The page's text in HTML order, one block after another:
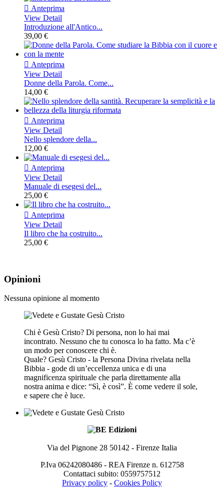
 Anteprima
View Detail
Introduzione all'Antico...
39,00 €
 Anteprima
View Detail
Donne della Parola. Come...
14,00 €
 Anteprima
View Detail
Nello splendore della...
12,00 €
 Anteprima
View Detail
Manuale di esegesi del...
25,00 €
 Anteprima
View Detail
Il libro che ha costruito...
25,00 €
Opinioni
Nessuna opinione al momento
Chi è Gesù Cristo? Di persona, non lo hai mai
incontrato. Nessuno che tu conosca lo ha fatto. Ma c’è
un modo per conoscere chi è.
Quale? Gesù Cristo - la Persona Divina rivelata nella
Bibbia - gode di un’eccellenza unica e di una
magnificenza spirituale che parla direttamente alla
nostra anima e dice: “Sì, è così”. È come vedere il sole,
e sapere che è luce.
Via del Pignone 28 50142 - Firenze Italia
P.Iva 06242080486 - REA Firenze n. 612758
Contattaci subito: 0559757512
Privacy policy - Cookies Policy